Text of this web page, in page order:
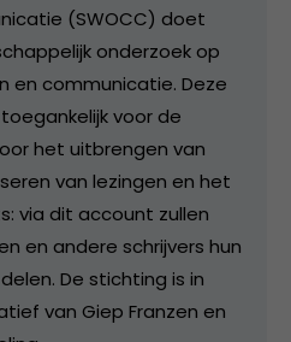
(SWOCC) doet
onderzoek op
en communicatie. Deze
voor de
het uitbrengen van
van lezingen en het
via dit account zullen
en andere schrijvers hun
De stichting is in
van Giep Franzen en